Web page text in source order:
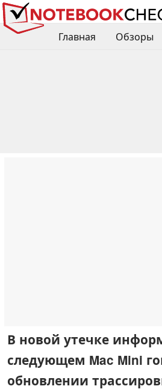
Главная Обзоры
В новой утечке
следующем Mac Mini
обновлении